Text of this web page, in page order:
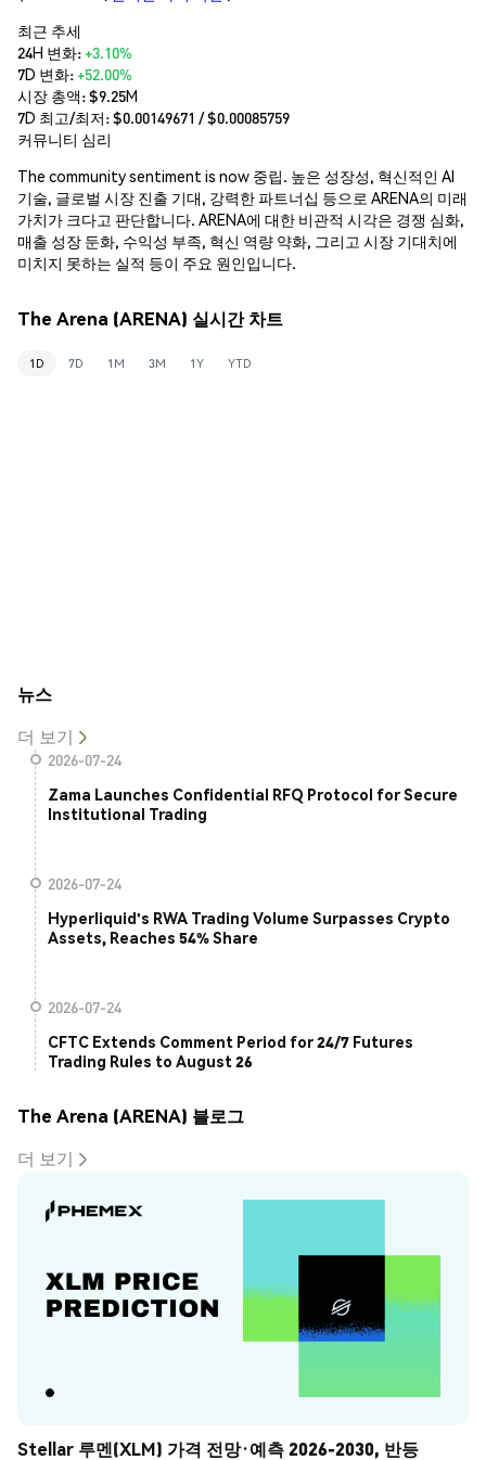
최근 추세
24H 변화:+3.10%
7D 변화:+52.00%
시장 총액:$9.25M
7D 최고/최저: $0.00149671 / $0.00085759
커뮤니티 심리
The community sentiment is now 중립. 높은 성장성, 혁신적인 AI
기술, 글로벌 시장 진출 기대, 강력한 파트너십 등으로 ARENA의 미래
가치가 크다고 판단합니다. ARENA에 대한 비관적 시각은 경쟁 심화,
매출 성장 둔화, 수익성 부족, 혁신 역량 약화, 그리고 시장 기대치에
미치지 못하는 실적 등이 주요 원인입니다.
The Arena (ARENA) 실시간 차트
1D 7D 1M 3M 1Y YTD
뉴스
더 보기
2026-07-24
Zama Launches Confidential RFQ Protocol for Secure
Institutional Trading
2026-07-24
Hyperliquid's RWA Trading Volume Surpasses Crypto
Assets, Reaches 54% Share
2026-07-24
CFTC Extends Comment Period for 24/7 Futures
Trading Rules to August 26
The Arena (ARENA) 블로그
더 보기
Stellar 루멘(XLM) 가격 전망·예측 2026-2030, 반등